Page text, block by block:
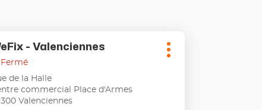
- Valenciennes
Fermé
de la Halle
commercial Place d'Armes
Valenciennes
Plus